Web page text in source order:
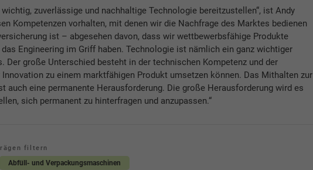
zuverlässige und nachhaltige Technologie bereitzustellen“, ist Andy
Kompetenzen vorhalten, mit denen wir die Nachfrage des Marktes bedienen
ist – abgesehen davon, dass wir wettbewerbsfähige Produkte
Engineering im Griff haben. Technologie ist nämlich ein ganz wichtiger
Der große Unterschied besteht in der technischen Kompetenz und der
zu einem marktfähigen Produkt umsetzen können. Das Mithalten zur
auch eine permanente Herausforderung. Die große Herausforderung wird es
sich permanent zu hinterfragen und anzupassen.“
filtern
Abfüll- und Verpackungsmaschinen